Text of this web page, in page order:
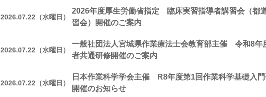
2026.07.22（水曜日）
2026年度厚生労働省指定 臨床実習指導者講習会（都
習会）開催のご案内
2026.07.22（水曜日）
一般社団法人宮城県作業療法士会教育部主催 令和8年
者共通研修開催のご案内
2026.07.22（水曜日）
日本作業科学学会主催 R8年度第1回作業科学基礎入
開催のお知らせ